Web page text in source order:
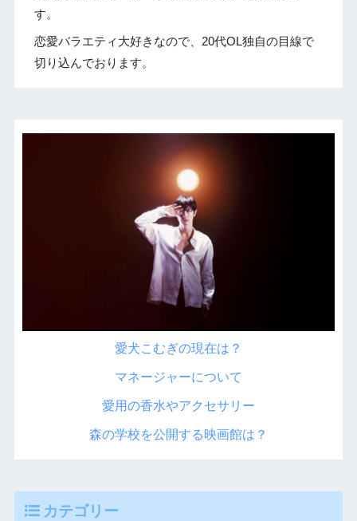
す。
恋愛バラエティ大好きなので、20代OL独自の目線で
切り込んでおります。
愛犬こむぎの現在は？
マネージャーについて
愛用の香水やアクセサリー
森の学校を公開する映画館は？
カテゴリー